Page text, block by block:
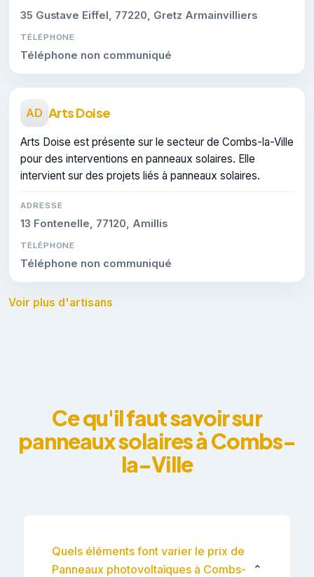
35 Gustave Eiffel, 77220, Gretz Armainvilliers
TÉLÉPHONE
Téléphone non communiqué
AD Arts Doise
Arts Doise est présente sur le secteur de Combs-la-Ville
pour des interventions en panneaux solaires. Elle
intervient sur des projets liés à panneaux solaires.
ADRESSE
13 Fontenelle, 77120, Amillis
TÉLÉPHONE
Téléphone non communiqué
Voir plus d'artisans
Ce qu'il faut savoir sur
panneaux solaires à Combs-
la-Ville
Quels éléments font varier le prix de
Panneaux photovoltaïques à Combs-
⌄